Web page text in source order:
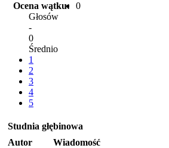
Ocena wątku:
0
Głosów
-
0
Średnio
1
2
3
4
5
Studnia głębinowa
Autor
Wiadomość